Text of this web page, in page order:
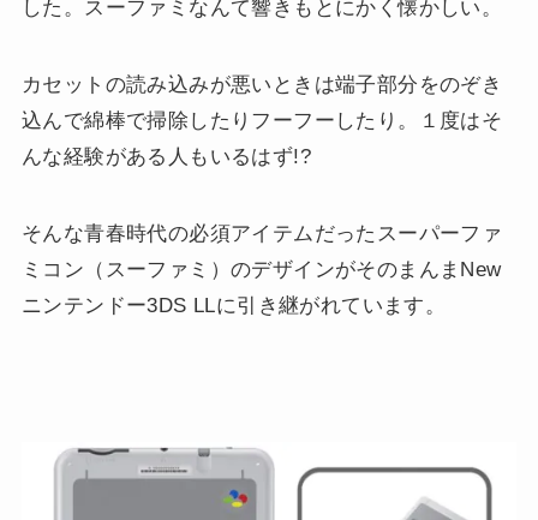
した。スーファミなんて響きもとにかく懐かしい。
カセットの読み込みが悪いときは端子部分をのぞき
込んで綿棒で掃除したりフーフーしたり。１度はそ
んな経験がある人もいるはず!?
そんな青春時代の必須アイテムだったスーパーファ
ミコン（スーファミ）のデザインがそのまんまNew
ニンテンドー3DS LLに引き継がれています。